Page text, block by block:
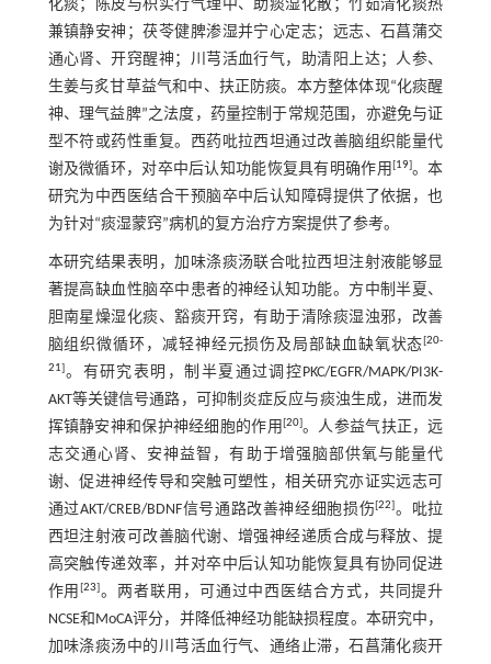
化痰；陈皮与枳实行气理中、助痰湿化散；竹茹清化痰热
兼镇静安神；茯苓健脾渗湿并宁心定志；远志、石菖蒲交
通心肾、开窍醒神；川芎活血行气，助清阳上达；人参、
生姜与炙甘草益气和中、扶正防痰。本方整体体现“化痰醒
神、理气益脾”之法度，药量控制于常规范围，亦避免与证
型不符或药性重复。西药吡拉西坦通过改善脑组织能量代
谢及微循环，对卒中后认知功能恢复具有明确作用 [19]。本
研究为中西医结合干预脑卒中后认知障碍提供了依据，也
为针对“痰湿蒙窍”病机的复方治疗方案提供了参考。
本研究结果表明，加味涤痰汤联合吡拉西坦注射液能够显
著提高缺血性脑卒中患者的神经认知功能。方中制半夏、
胆南星燥湿化痰、豁痰开窍，有助于清除痰湿浊邪，改善
脑组织微循环，减轻神经元损伤及局部缺血缺氧状态[20-
21]。有研究表明，制半夏通过调控PKC/EGFR/MAPK/PI3K-
AKT等关键信号通路，可抑制炎症反应与痰浊生成，进而发
挥镇静安神和保护神经细胞的作用 [20]。人参益气扶正，远
志交通心肾、安神益智，有助于增强脑部供氧与能量代
谢、促进神经传导和突触可塑性，相关研究亦证实远志可
通过AKT/CREB/BDNF信号通路改善神经细胞损伤[22]。吡拉
西坦注射液可改善脑代谢、增强神经递质合成与释放、提
高突触传递效率，并对卒中后认知功能恢复具有协同促进
作用[23]。两者联用，可通过中西医结合方式，共同提升
NCSE和MoCA评分，并降低神经功能缺损程度。本研究中，
加味涤痰汤中的川芎活血行气、通络止滞，石菖蒲化痰开